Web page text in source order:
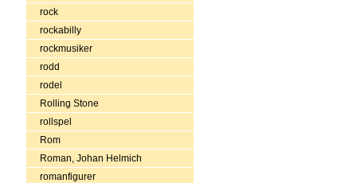
rock
rockabilly
rockmusiker
rodd
rodel
Rolling Stone
rollspel
Rom
Roman, Johan Helmich
romanfigurer